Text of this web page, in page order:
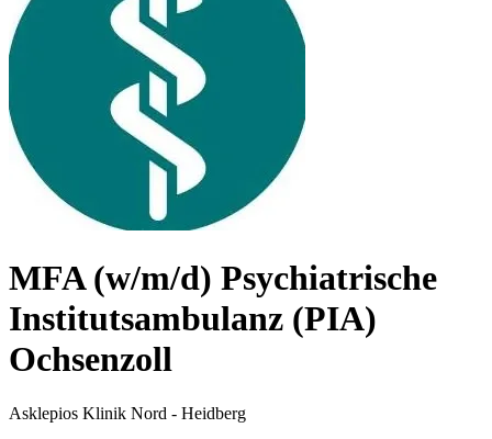
MFA (w/m/d) Psychiatrische
Institutsambulanz (PIA)
Ochsenzoll
Asklepios Klinik Nord - Heidberg